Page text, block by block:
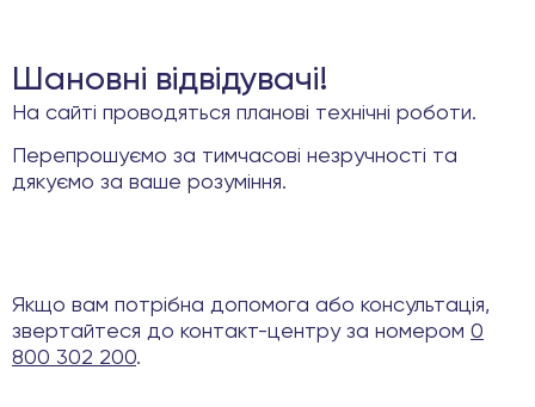
Шановні відвідувачі!
На сайті проводяться планові технічні роботи.
Перепрошуємо за тимчасові незручності та
дякуємо за ваше розуміння.
Якщо вам потрібна допомога або консультація,
звертайтеся до контакт-центру за номером 0
800 302 200.